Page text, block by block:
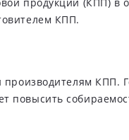
КПП.
КПП.
повысить